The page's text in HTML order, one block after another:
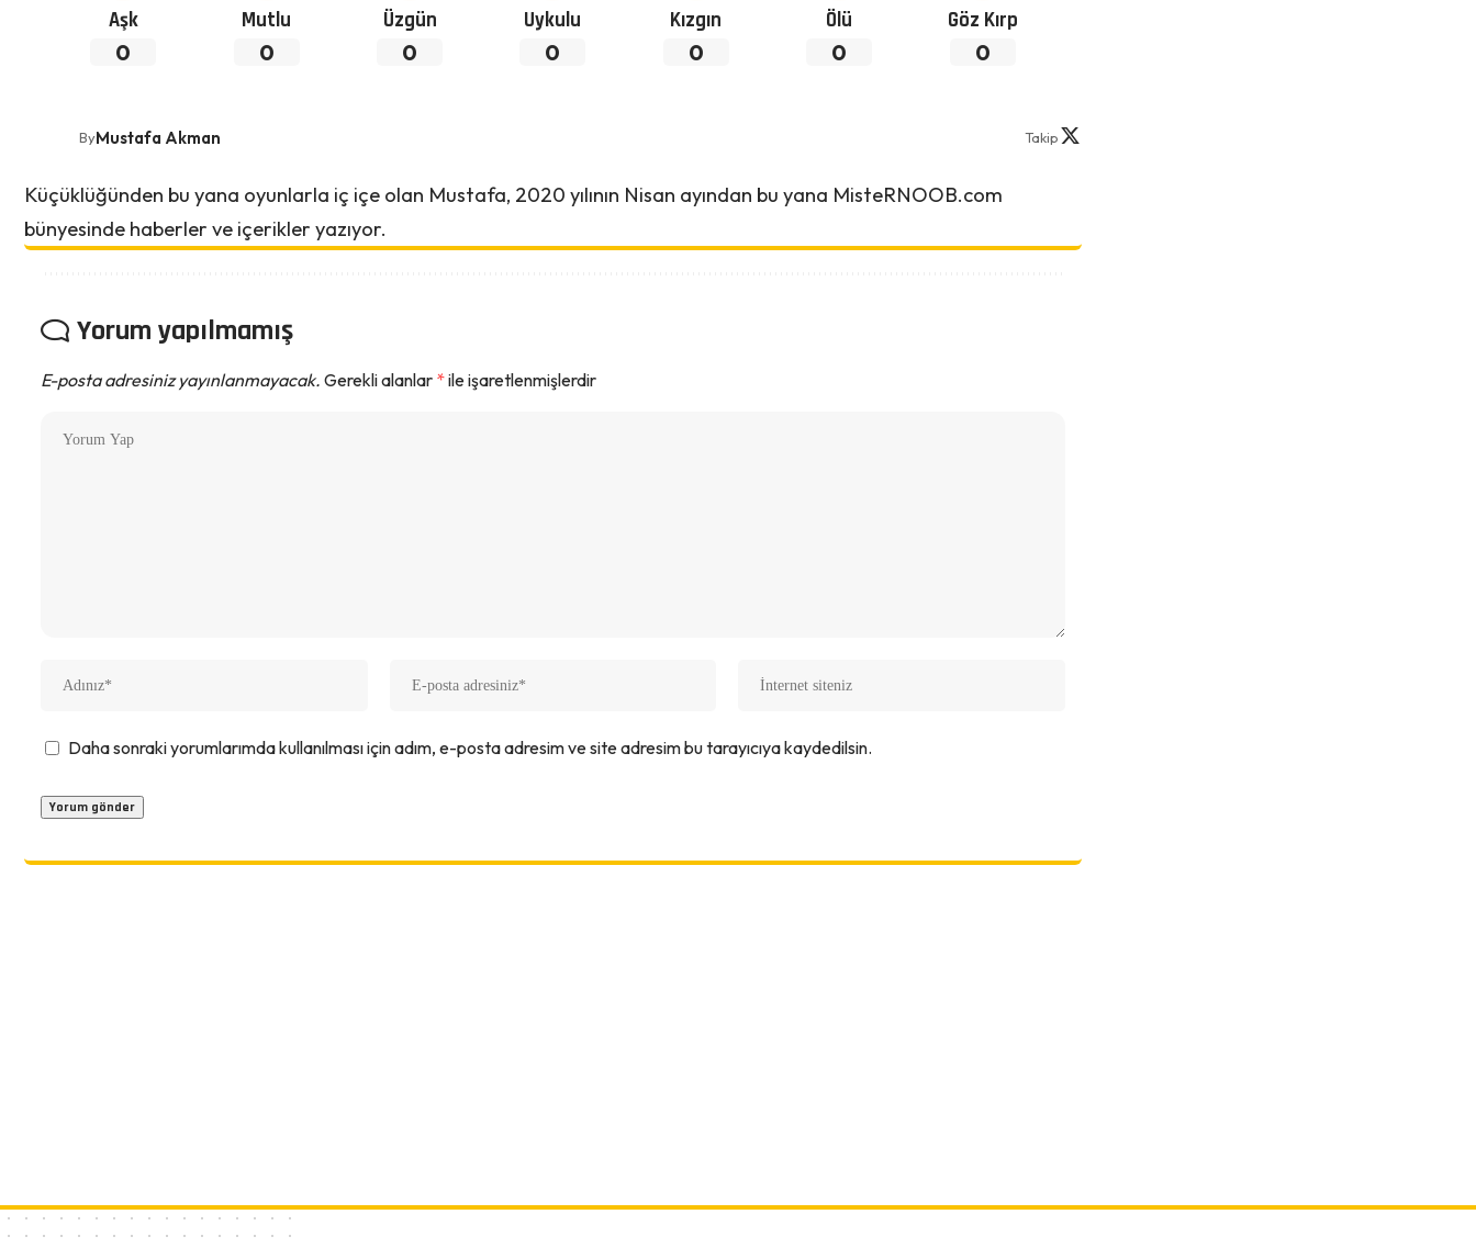
Aşk
0
Mutlu
0
Üzgün
0
Uykulu
0
Kızgın
0
Ölü
0
Göz Kırp
0
ByMustafa Akman Takip
Küçüklüğünden bu yana oyunlarla iç içe olan Mustafa, 2020 yılının Nisan ayından bu yana MisteRNOOB.com
bünyesinde haberler ve içerikler yazıyor.
Yorum yapılmamış
E-posta adresiniz yayınlanmayacak. Gerekli alanlar *ile işaretlenmişlerdir
Daha sonraki yorumlarımda kullanılması için adım, e-posta adresim ve site adresim bu tarayıcıya kaydedilsin.